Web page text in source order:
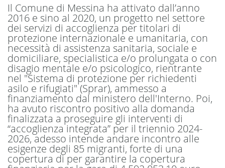
Il Comune di Messina ha attivato dall’anno
2016 e sino al 2020, un progetto nel settore
dei servizi di accoglienza per titolari di
protezione internazionale e umanitaria, con
necessità di assistenza sanitaria, sociale e
domiciliare, specialistica e/o prolungata o con
disagio mentale e/o psicologico, rientrante
nel "Sistema di protezione per richiedenti
asilo e rifugiati" (Sprar), ammesso a
finanziamento dal ministero dell'Interno. Poi,
ha avuto riscontro positivo alla domanda
finalizzata a proseguire gli interventi di
“accoglienza integrata” per il triennio 2024-
2026, adesso intende andare incontro alle
esigenze degli 85 migranti, forte di una
copertura di per garantire la copertura